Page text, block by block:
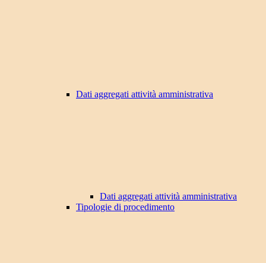
Dati aggregati attività amministrativa
Dati aggregati attività amministrativa
Tipologie di procedimento